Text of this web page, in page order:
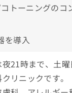
トーニングのコ
を導入
21時まで、土
リニックです。